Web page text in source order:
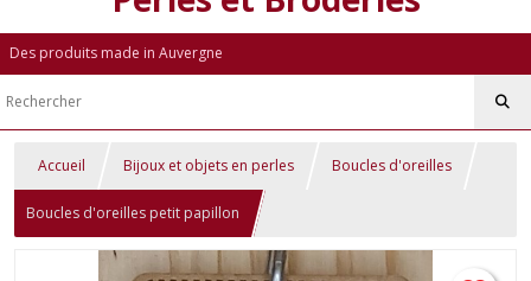
Des produits made in Auvergne
Accueil Bijoux et objets en perles Boucles d'oreilles
Boucles d'oreilles petit papillon